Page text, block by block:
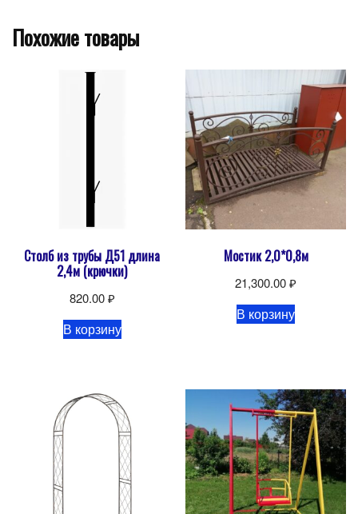
Похожие товары
Столб из трубы Д51 длина
2,4м (крючки)
820.00₽
В корзину
Мостик 2,0*0,8м
21,300.00₽
В корзину